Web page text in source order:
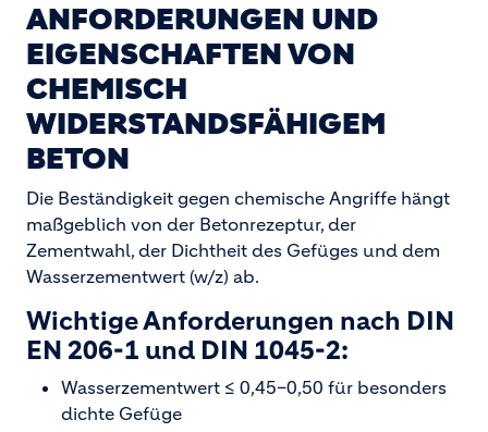
ANFORDERUNGEN UND
EIGENSCHAFTEN VON
CHEMISCH
WIDERSTANDSFÄHIGEM
BETON
Die Beständigkeit gegen chemische Angriffe hängt
maßgeblich von der Betonrezeptur, der
Zementwahl, der Dichtheit des Gefüges und dem
Wasserzementwert (w/z) ab.
Wichtige Anforderungen nach DIN
EN 206-1 und DIN 1045-2:
Wasserzementwert ≤ 0,45–0,50 für besonders
dichte Gefüge